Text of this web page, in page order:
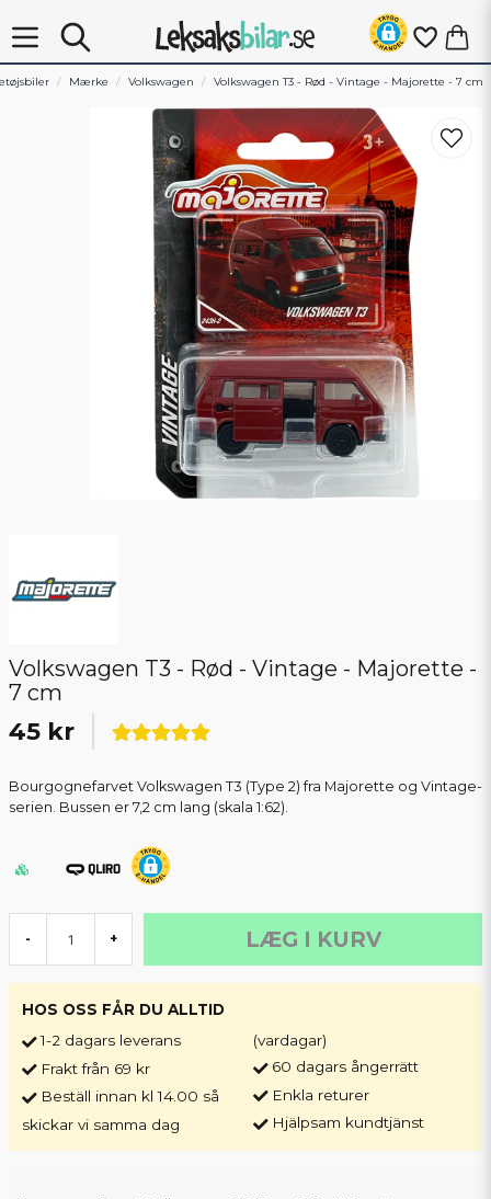
Mærke Volkswagen Volkswagen T3 - Rød - Vintage - Majorette - 7 cm
Volkswagen T3 - Rød - Vintage - Majorette -
7 cm
45 kr
Bourgognefarvet Volkswagen T3 (Type 2) fra Majorette og Vintage-
serien. Bussen er 7,2 cm lang (skala 1:62).
- + LÆG I KURV
HOS OSS FÅR DU ALLTID
1-2 dagars leverans
Frakt från 69 kr
Beställ innan kl 14.00 så
skickar vi samma dag
(vardagar)
60 dagars ångerrätt
Enkla returer
Hjälpsam kundtjänst